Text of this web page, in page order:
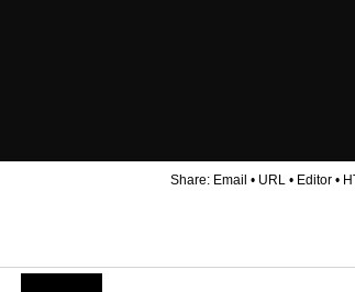
Share: Email • URL • Editor •